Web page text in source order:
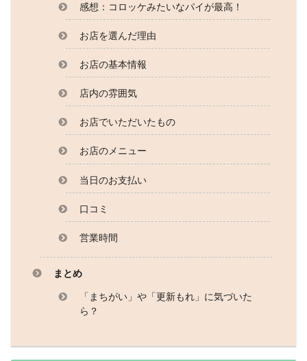
感想：コロッケみたいなパイが最高！
お店を選んだ理由
お店の基本情報
店内の雰囲気
お店でいただいたもの
お店のメニュー
当日のお支払い
口コミ
営業時間
まとめ
「まちがい」や「更新もれ」に気づいた
ら？